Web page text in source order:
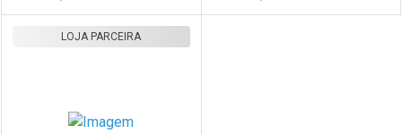
LOJA PARCEIRA